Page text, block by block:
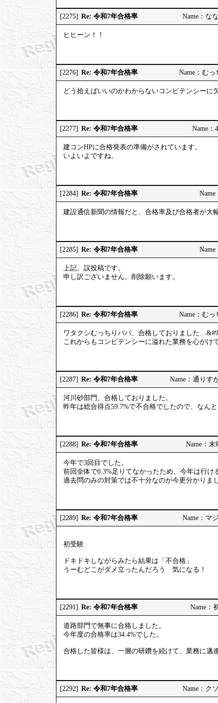
[2275] Re: 令和7年合格率 Name：な
ヒヒーン！！
[2276] Re: 令和7年合格率 Name：む
どう拾えばいいのかわからないコンピテンシーに
[2277] Re: 令和7年合格率 Name
建コンHPに合格発表の準備がされています。
いよいよですね。
[2284] Re: 令和7年合格率
建設通信新聞の情報だと、合格率及び合格者が大
[2285] Re: 令和7年合格率
上記、誤投稿です。
申し訳ございません。削除願います。
[2286] Re: 令和7年合格率 Name：む
ワタクシむっちりパパ、合格しておりました
これからもコンピテンシーに溢れた業務を心がけ
[2287] Re: 令和7年合格率 Name：通りす
河川砂部門、合格しておりました。
昨年は総合得点59.7%で不合格でしたので、なん
[2288] Re: 令和7年合格率 Name：
今年で3回目でした。
前回全体で0.3%足りてなかったため、今年は行
過去問のみの対策では不十分なのが今更分かりま
[2289] Re: 令和7年合格率 Name：マ
初受験
ドキドキしながらみたら結果は「不合格」
うーむどこがダメ立ったんだろう 気になる！
[2291] Re: 令和7年合格率 Name：
道路部門で無事に合格しました。
今年度の合格率は34.4%でした。
合格した皆様は、一層の研鑽を続けて、業務に邁
[2292] Re: 令和7年合格率 Name：ク